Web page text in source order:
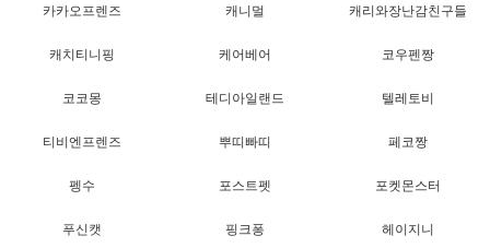
카카오프렌즈 캐니멀 캐리와장난감친구들
캐치티니핑 케어베어 코우펜짱
코코몽 테디아일랜드 텔레토비
티비엔프렌즈 뿌띠빠띠 페코짱
펭수 포스트펫 포켓몬스터
푸신캣 핑크퐁 헤이지니